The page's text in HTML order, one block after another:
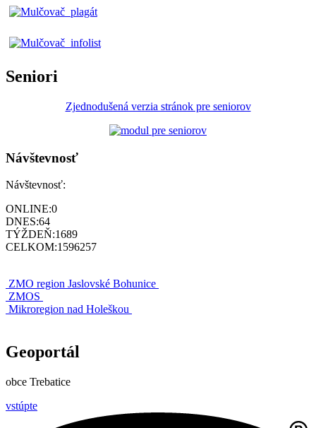
Seniori
Zjednodušená verzia stránok pre seniorov
Návštevnosť
Návštevnosť:
ONLINE:0
DNES:64
TÝŽDEŇ:1689
CELKOM:1596257
ZMO region Jaslovské Bohunice
ZMOS
Mikroregion nad Holeškou
Geoportál
obce Trebatice
vstúpte